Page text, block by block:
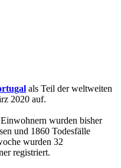
als Teil der weltweiten
2020 auf.
wurden bisher
und 1860 Todesfälle
wurden 32
registriert.